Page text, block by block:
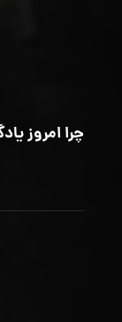
چرا امروز